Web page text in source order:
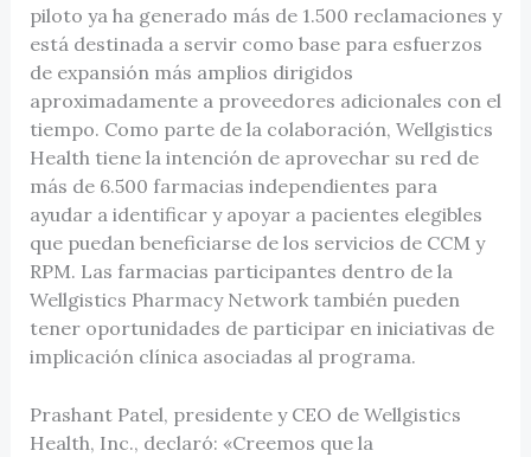
piloto ya ha generado más de 1.500 reclamaciones y
está destinada a servir como base para esfuerzos
de expansión más amplios dirigidos
aproximadamente a proveedores adicionales con el
tiempo. Como parte de la colaboración, Wellgistics
Health tiene la intención de aprovechar su red de
más de 6.500 farmacias independientes para
ayudar a identificar y apoyar a pacientes elegibles
que puedan beneficiarse de los servicios de CCM y
RPM. Las farmacias participantes dentro de la
Wellgistics Pharmacy Network también pueden
tener oportunidades de participar en iniciativas de
implicación clínica asociadas al programa.
Prashant Patel, presidente y CEO de Wellgistics
Health, Inc., declaró: «Creemos que la